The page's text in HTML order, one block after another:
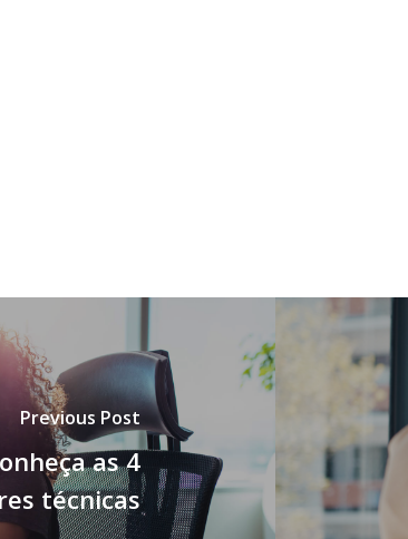
Previous Post
as 4
técnicas